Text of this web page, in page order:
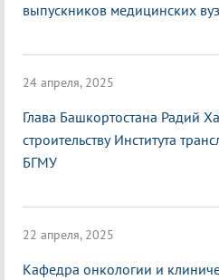
выпускников медицинских
24 апреля, 2025
Глава Башкортостана Радий
строительству Института
БГМУ
22 апреля, 2025
Кафедра онкологии и